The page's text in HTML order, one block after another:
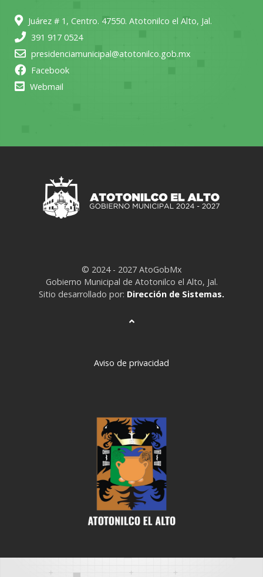
Juárez # 1, Centro. 47550. Atotonilco el Alto, Jal.
391 917 0524
presidenciamunicipal@atotonilco.gob.mx
Facebook
Webmail
© 2024 - 2027 AtoGobMx
Gobierno Municipal de Atotonilco el Alto, Jal.
Sitio desarrollado por: Dirección de Sistemas.
Aviso de privacidad
siteleri